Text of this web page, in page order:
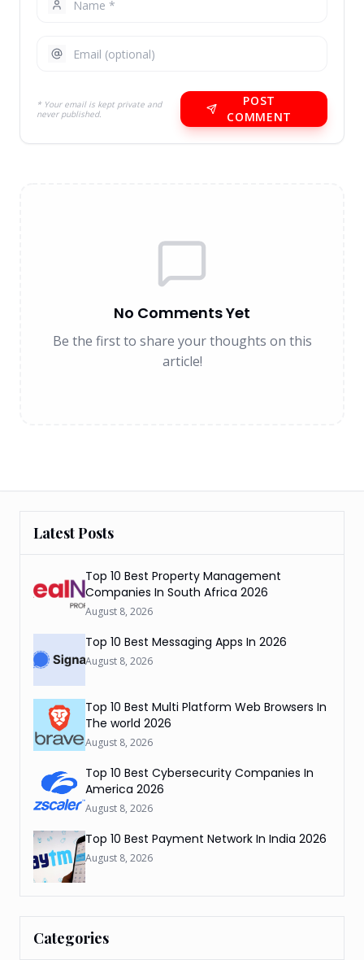
* Your email is kept private and
never published.
POST
COMMENT
No Comments Yet
Be the first to share your thoughts on this
article!
Latest Posts
Top 10 Best Property Management
Companies In South Africa 2026
August 8, 2026
Top 10 Best Messaging Apps In 2026
August 8, 2026
Top 10 Best Multi Platform Web Browsers In
The world 2026
August 8, 2026
Top 10 Best Cybersecurity Companies In
America 2026
August 8, 2026
Top 10 Best Payment Network In India 2026
August 8, 2026
Categories